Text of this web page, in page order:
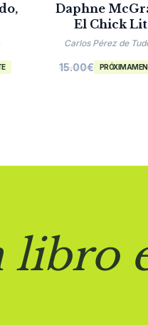
Daphne
El Chick Lit
Mortal
Carlos Pérez de
15.00€
libro